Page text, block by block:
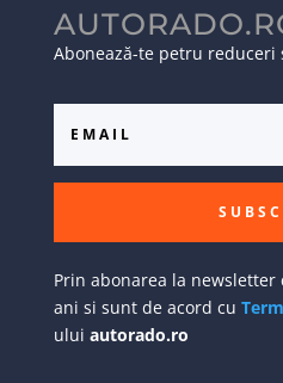
Abonează-te petru reduceri
Prin abonarea la newsletter
ani si sunt de acord cu
ului autorado.ro